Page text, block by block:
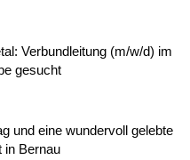
Verbundleitung (m/w/d) im
gesucht
und eine wundervoll gelebte
in Bernau